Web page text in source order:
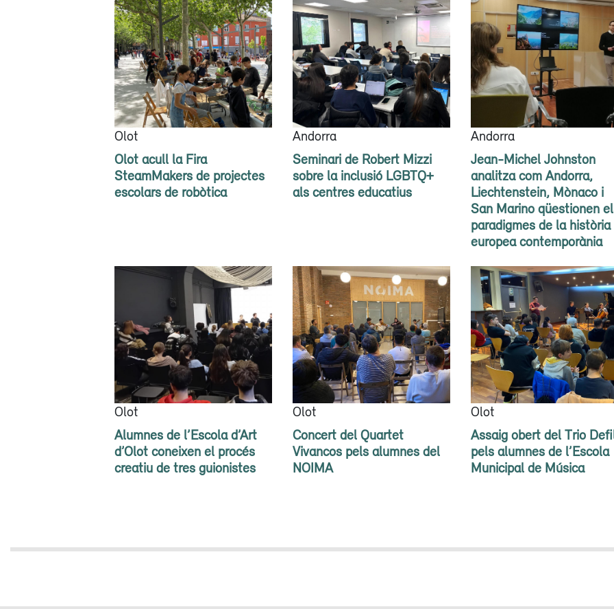
Olot
Olot acull la Fira
SteamMakers de projectes
escolars de robòtica
Andorra
Seminari de Robert Mizzi
sobre la inclusió LGBTQ+
als centres educatius
Andorra
Jean-Michel Johnston
analitza com Andorra,
Liechtenstein, Mònaco i
San Marino qüestionen
paradigmes de la història
europea contemporània
Olot
Alumnes de l’Escola d’Art
d’Olot coneixen el procés
creatiu de tres guionistes
Olot
Concert del Quartet
Vivancos pels alumnes del
NOIMA
Olot
Assaig obert del Trio
pels alumnes de l’Escola
Municipal de Música